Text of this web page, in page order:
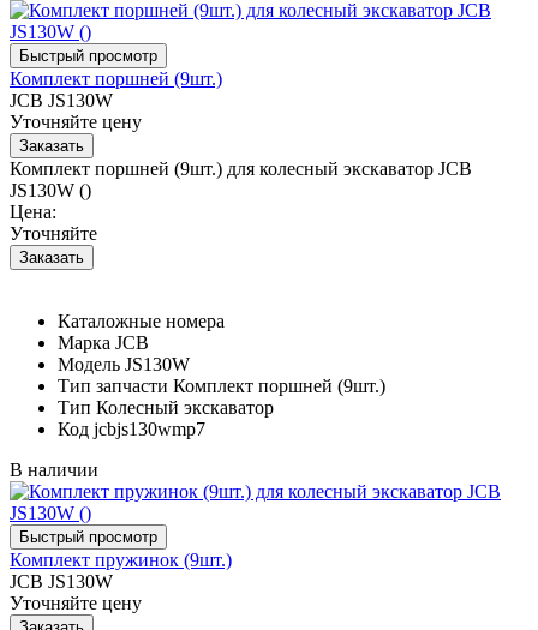
Комплект поршней (9шт.)
JCB JS130W
Уточняйте цену
Комплект поршней (9шт.) для колесный экскаватор JCB
JS130W ()
Цена:
Уточняйте
Каталожные номера
Марка JCB
Модель JS130W
Тип запчасти Комплект поршней (9шт.)
Тип Колесный экскаватор
Код jcbjs130wmp7
В наличии
Комплект пружинок (9шт.)
JCB JS130W
Уточняйте цену